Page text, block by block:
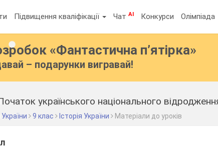
Підвищення кваліфікації ЧатAI Конкурси Олімпіада
«Фантастична п’ятірка»
– подарунки вигравай!
України 9 клас Історія України Матеріали до уроків